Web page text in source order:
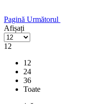
Pagină Următorul
Afișați
12
12
24
36
Toate